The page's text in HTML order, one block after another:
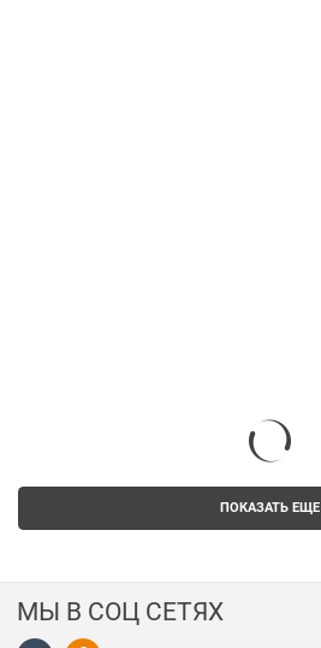
ПОКАЗАТЬ ЕЩЕ
МЫ В СОЦ СЕТЯХ